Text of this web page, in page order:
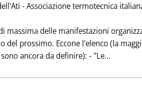
- Associazione termotecnica
massima delle manifestazioni
del prossimo. Eccone l'elenco (la
ancora da definire): - "Le...